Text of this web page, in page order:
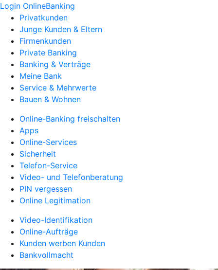
Login OnlineBanking
Privatkunden
Junge Kunden & Eltern
Firmenkunden
Private Banking
Banking & Verträge
Meine Bank
Service & Mehrwerte
Bauen & Wohnen
Online-Banking freischalten
Apps
Online-Services
Sicherheit
Telefon-Service
Video- und Telefonberatung
PIN vergessen
Online Legitimation
Video-Identifikation
Online-Aufträge
Kunden werben Kunden
Bankvollmacht